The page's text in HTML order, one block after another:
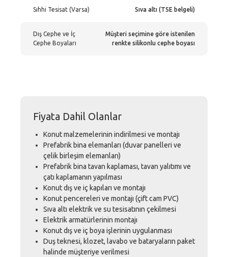
Sıhhi Tesisat (Varsa) Sıva altı (TSE belgeli)
Dış Cephe ve İç
Cephe Boyaları
Müşteri seçimine göre istenilen
renkte silikonlu cephe boyası
Fiyata Dahil Olanlar
Konut malzemelerinin indirilmesi ve montajı
Prefabrik bina elemanları (duvar panelleri ve
çelik birleşim elemanları)
Prefabrik bina tavan kaplaması, tavan yalıtımı ve
çatı kaplamanın yapılması
Konut dış ve iç kapıları ve montajı
Konut pencereleri ve montajı (çift cam PVC)
Sıva altı elektrik ve su tesisatının çekilmesi
Elektrik armatürlerinin montajı
Konut dış ve iç boya işlerinin uygulanması
Duş teknesi, klozet, lavabo ve bataryaların paket
halinde müşteriye verilmesi